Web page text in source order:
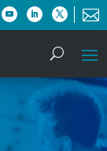
